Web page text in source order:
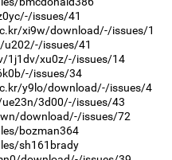
issues/41
xi9w/download/-/issues/1
issues/41
1j1dv/xu0z/-/issues/14
issues/34
y9lo/download/-/issues/4
3d00/-/issues/43
download/-/issues/72
bozman364
sh161brady